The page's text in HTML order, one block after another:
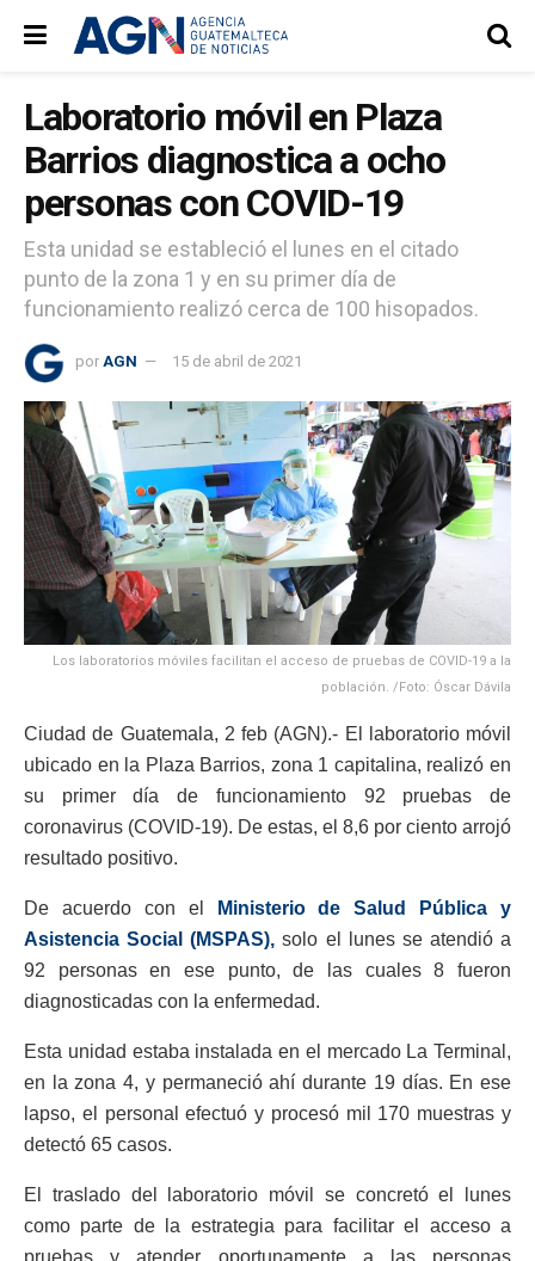
Laboratorio móvil en Plaza
Barrios diagnostica a ocho
personas con COVID-19
Esta unidad se estableció el lunes en el citado
punto de la zona 1 y en su primer día de
funcionamiento realizó cerca de 100 hisopados.
por AGN 15 de abril de 2021
Los laboratorios móviles facilitan el acceso de pruebas de COVID-19 a la
población. /Foto: Óscar Dávila
Ciudad de Guatemala, 2 feb (AGN).- El laboratorio móvil
ubicado en la Plaza Barrios, zona 1 capitalina, realizó en
su primer día de funcionamiento 92 pruebas de
coronavirus (COVID-19). De estas, el 8,6 por ciento arrojó
resultado positivo.
De acuerdo con el
Ministerio de Salud Pública y
Asistencia Social (MSPAS),solo el lunes se atendió a
92 personas en ese punto, de las cuales 8 fueron
diagnosticadas con la enfermedad.
Esta unidad estaba instalada en el mercado La Terminal,
en la zona 4, y permaneció ahí durante 19 días. En ese
lapso, el personal efectuó y procesó mil 170 muestras y
detectó 65 casos.
El traslado del laboratorio móvil se concretó el lunes
como parte de la estrategia para facilitar el acceso a
pruebas y atender oportunamente a las personas